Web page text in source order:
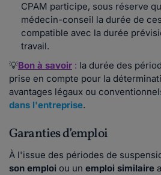
CPAM participe, sous réserve
médecin-conseil la durée de
compatible avec la durée
travail.
💡Bon à savoir : la durée des
prise en compte pour la
avantages légaux ou
dans l'entreprise.
Garanties d’emploi
À l'issue des périodes de
son emploi ou un emploi similaire